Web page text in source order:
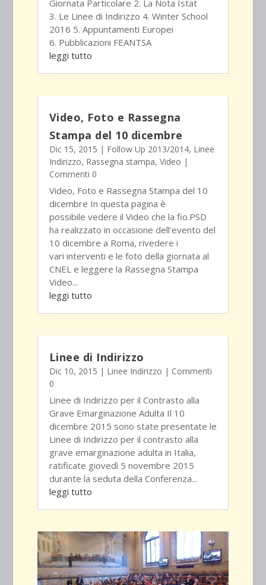
Giornata Particolare 2. La Nota Istat
3. Le Linee di Indirizzo 4. Winter School
2016 5. Appuntamenti Europei
6. Pubblicazioni FEANTSA
leggi tutto
Video, Foto e Rassegna
Stampa del 10 dicembre
Dic 15, 2015 | Follow Up 2013/2014, Linee
Indirizzo, Rassegna stampa, Video |
Commenti 0
Video, Foto e Rassegna Stampa del 10
dicembre In questa pagina è
possibile vedere il Video che la fio.PSD
ha realizzato in occasione dell'evento del
10 dicembre a Roma, rivedere i
vari interventi e le foto della giornata al
CNEL e leggere la Rassegna Stampa
Video...
leggi tutto
Linee di Indirizzo
Dic 10, 2015 | Linee Indirizzo | Commenti
0
Linee di Indirizzo per il Contrasto alla
Grave Emarginazione Adulta Il 10
dicembre 2015 sono state presentate le
Linee di Indirizzo per il contrasto alla
grave emarginazione adulta in Italia,
ratificate giovedì 5 novembre 2015
durante la seduta della Conferenza...
leggi tutto